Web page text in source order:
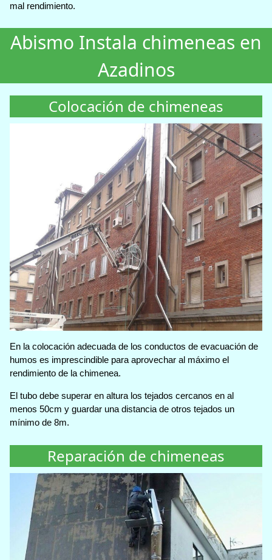
mal rendimiento.
Abismo Instala chimeneas en
Azadinos
Colocación de chimeneas
En la colocación adecuada de los conductos de evacuación de
humos es imprescindible para aprovechar al máximo el
rendimiento de la chimenea.
El tubo debe superar en altura los tejados cercanos en al
menos 50cm y guardar una distancia de otros tejados un
mínimo de 8m.
Reparación de chimeneas